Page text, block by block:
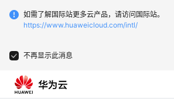
如需了解国际站更多云产品，请访问国际站。
https://www.huaweicloud.com/intl/
不再显示此消息